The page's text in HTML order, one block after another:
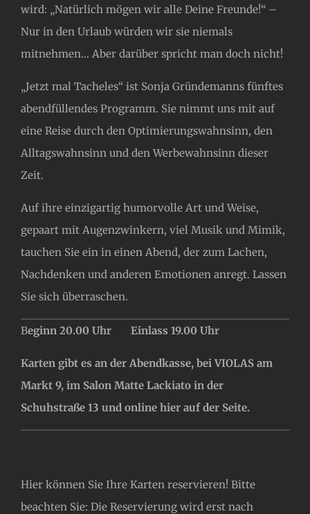
wird: „Natürlich mögen wir alle Deine Freunde!“ –
Nur in den Urlaub würden wir sie niemals
mitnehmen… Aber darüber spricht man doch nicht!
„Jetzt mal Tacheles“ ist Sonja Gründemanns fünftes
abendfüllendes Programm. Sie nimmt uns mit auf
eine Reise durch den Optimierungswahnsinn, den
Alltagswahnsinn und den Werbewahnsinn dieser
Zeit.
Auf ihre einzigartig humorvolle Art und Weise,
gepaart mit Augenzwinkern, viel Musik und Mimik,
tauchen Sie ein in einen Abend, der zum Lachen,
Nachdenken und anderen Emotionen anregt. Lassen
Sie sich überraschen.
Beginn 20.00 Uhr Einlass 19.00 Uhr
Karten gibt es an der Abendkasse, bei VIOLAS am
Markt 9, im Salon Matte Lackiato in der
Schuhstraße 13 und online hier auf der Seite.
Hier können Sie Ihre Karten reservieren! Bitte
beachten Sie: Die Reservierung wird erst nach